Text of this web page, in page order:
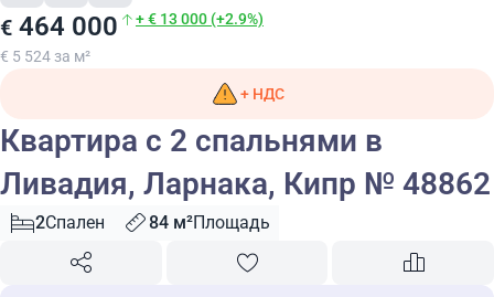
€ 464 000 + € 13 000 (+2.9%)
€ 5 524 за м²
+ НДС
Квартира с 2 спальнями в
Ливадия, Ларнака, Кипр № 48862
2Спален 84 м²Площадь